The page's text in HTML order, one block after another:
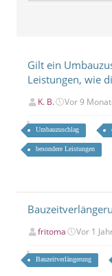
Gilt ein
Leistungen, wie
K. B. Vor 9
Umbauzuschlag
besondere Leistungen
fritoma Vor 1
Bauzeitverlängerung